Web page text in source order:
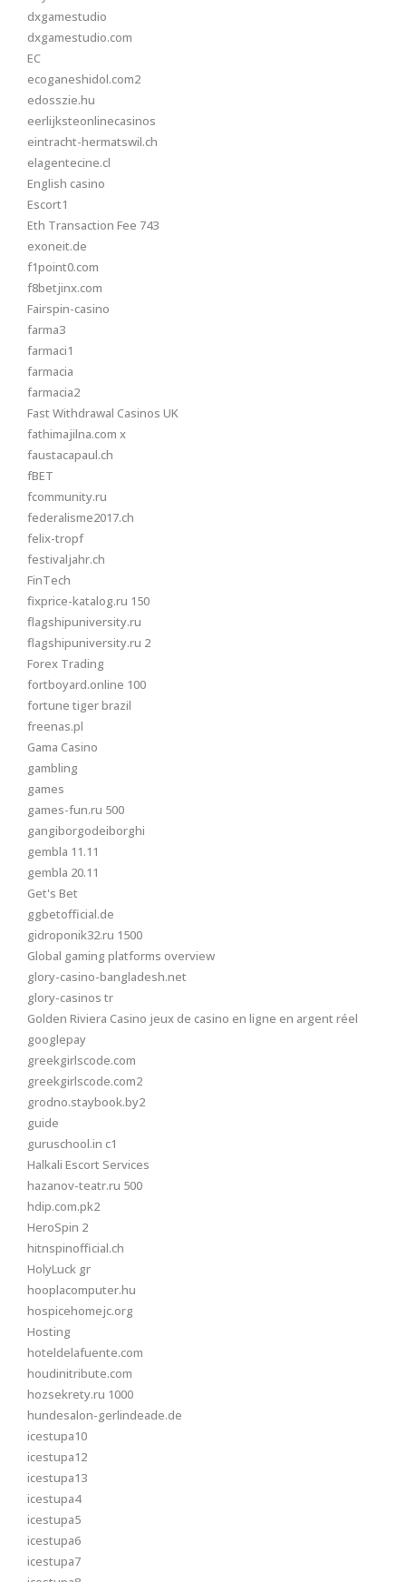
dxgamestudio
dxgamestudio.com
EC
ecoganeshidol.com2
edosszie.hu
eerlijksteonlinecasinos
eintracht-hermatswil.ch
elagentecine.cl
English casino
Escort1
Eth Transaction Fee 743
exoneit.de
f1point0.com
f8betjinx.com
Fairspin-casino
farma3
farmaci1
farmacia
farmacia2
Fast Withdrawal Casinos UK
fathimajilna.com x
faustacapaul.ch
fBET
fcommunity.ru
federalisme2017.ch
felix-tropf
festivaljahr.ch
FinTech
fixprice-katalog.ru 150
flagshipuniversity.ru
flagshipuniversity.ru 2
Forex Trading
fortboyard.online 100
fortune tiger brazil
freenas.pl
Gama Casino
gambling
games
games-fun.ru 500
gangiborgodeiborghi
gembla 11.11
gembla 20.11
Get's Bet
ggbetofficial.de
gidroponik32.ru 1500
Global gaming platforms overview
glory-casino-bangladesh.net
glory-casinos tr
Golden Riviera Casino jeux de casino en ligne en argent réel
googlepay
greekgirlscode.com
greekgirlscode.com2
grodno.staybook.by2
guide
guruschool.in c1
Halkali Escort Services
hazanov-teatr.ru 500
hdip.com.pk2
HeroSpin 2
hitnspinofficial.ch
HolyLuck gr
hooplacomputer.hu
hospicehomejc.org
Hosting
hoteldelafuente.com
houdinitribute.com
hozsekrety.ru 1000
hundesalon-gerlindeade.de
icestupa10
icestupa12
icestupa13
icestupa4
icestupa5
icestupa6
icestupa7